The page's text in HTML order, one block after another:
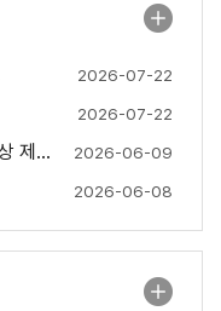
2026-07-22
2026-07-22
교육훈련위원회 사업안내-AI 동영상 제작 특강(6. 24.) 2026-06-09
2026-06-08